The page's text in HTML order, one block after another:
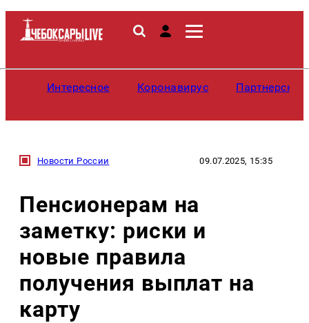
Интересное Коронавирус
Новости России 09.07.2025, 15:35
Пенсионерам на
заметку: риски и
новые правила
получения выплат на
карту